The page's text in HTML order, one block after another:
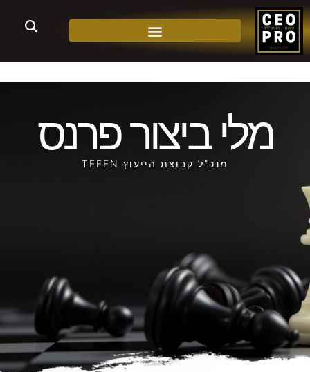
מלי ביצור פרנס
מנכ"ל קבוצת הייעוץ TEFEN